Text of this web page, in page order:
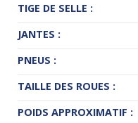
TIGE DE SELLE :
JANTES :
PNEUS :
TAILLE DES ROUES :
POIDS APPROXIMATIF :